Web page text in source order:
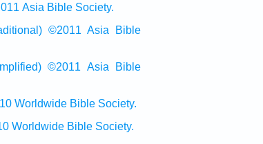
Asia Bible Society.
©2011 Asia Bible
©2011 Asia Bible
Worldwide Bible Society.
Worldwide Bible Society.